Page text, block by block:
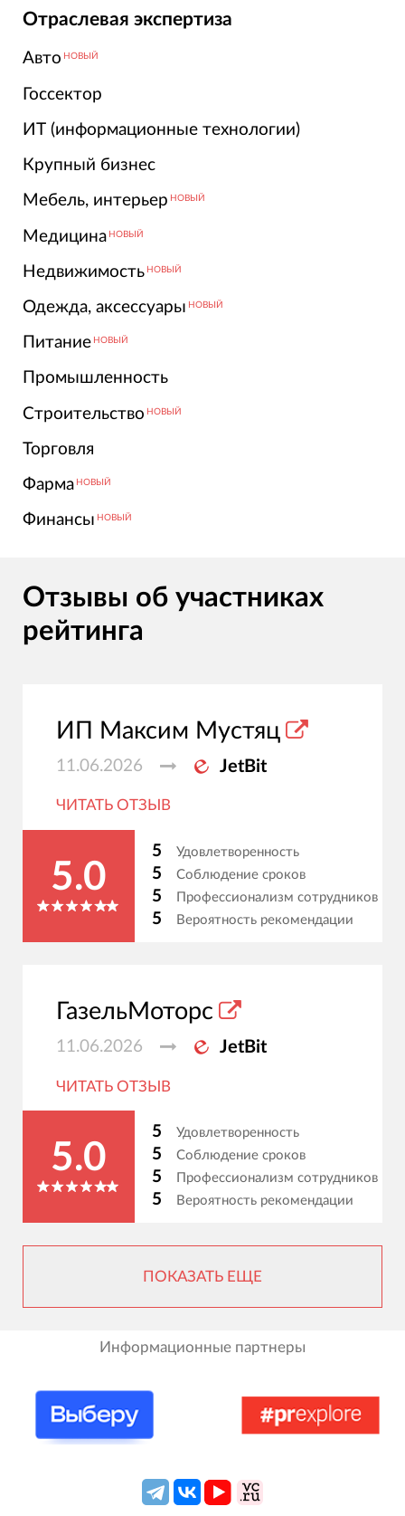
Отраслевая экспертиза
Авто НОВЫЙ
Госсектор
ИТ (информационные технологии)
Крупный бизнес
Мебель, интерьер НОВЫЙ
Медицина НОВЫЙ
Недвижимость НОВЫЙ
Одежда, аксессуары НОВЫЙ
Питание НОВЫЙ
Промышленность
Строительство НОВЫЙ
Торговля
Фарма НОВЫЙ
Финансы НОВЫЙ
Отзывы об участниках
рейтинга
ИП Максим Мустяц
11.06.2026 JetBit
ЧИТАТЬ ОТЗЫВ
5.0
5 Удовлетворенность
5 Соблюдение сроков
5 Профессионализм сотрудников
5 Вероятность рекомендации
ГазельМоторс
11.06.2026 JetBit
ЧИТАТЬ ОТЗЫВ
5.0
5 Удовлетворенность
5 Соблюдение сроков
5 Профессионализм сотрудников
5 Вероятность рекомендации
ПОКАЗАТЬ ЕЩЕ
Информационные партнеры